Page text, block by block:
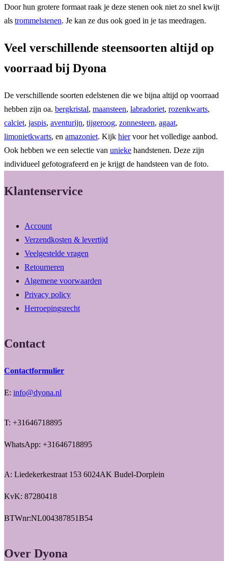
Door hun grotere formaat raak je deze stenen ook niet zo snel kwijt
als trommelstenen. Je kan ze dus ook goed in je tas meedragen.
Veel verschillende steensoorten altijd op
voorraad bij Dyona
De verschillende soorten edelstenen die we bijna altijd op voorraad
hebben zijn oa. bergkristal, maansteen, labradoriet, rozenkwarts,
calciet, jaspis, aventurijn, tijgeroog, zonnesteen, agaat,
limonietkwarts, en amazoniet. Kijk hiervoor het volledige aanbod.
Ook hebben we een selectie van unieke handstenen. Deze zijn
individueel gefotografeerd en je krijgt de handsteen van de foto.
Klantenservice
Account
Verzendkosten & levertijd
Veelgestelde vragen
Retourneren
Algemene voorwaarden
Privacy policy
Herroepingsrecht
Contact
Contactformulier
E: info@dyona.nl
T: +31646718895
WhatsApp: +31646718895
A: Liedekerkestraat 153 6024AK Budel-Dorplein
KvK: 87280418
BTWnr:NL004387851B54
Over Dyona